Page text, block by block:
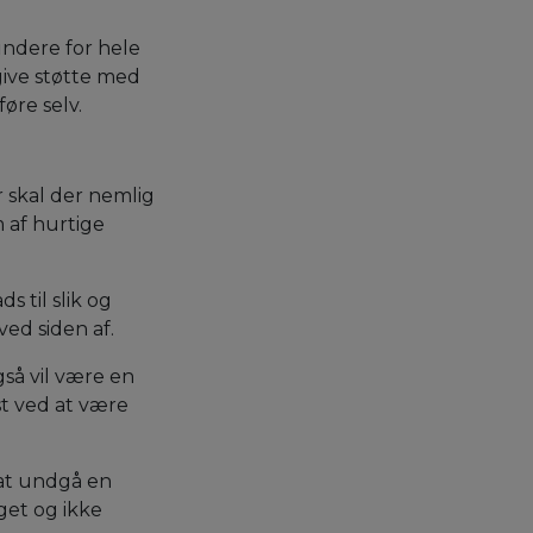
for hele
støtte med
selv.
der nemlig
af hurtige
til slik og
siden af.
vil være en
ved at være
undgå en
og ikke